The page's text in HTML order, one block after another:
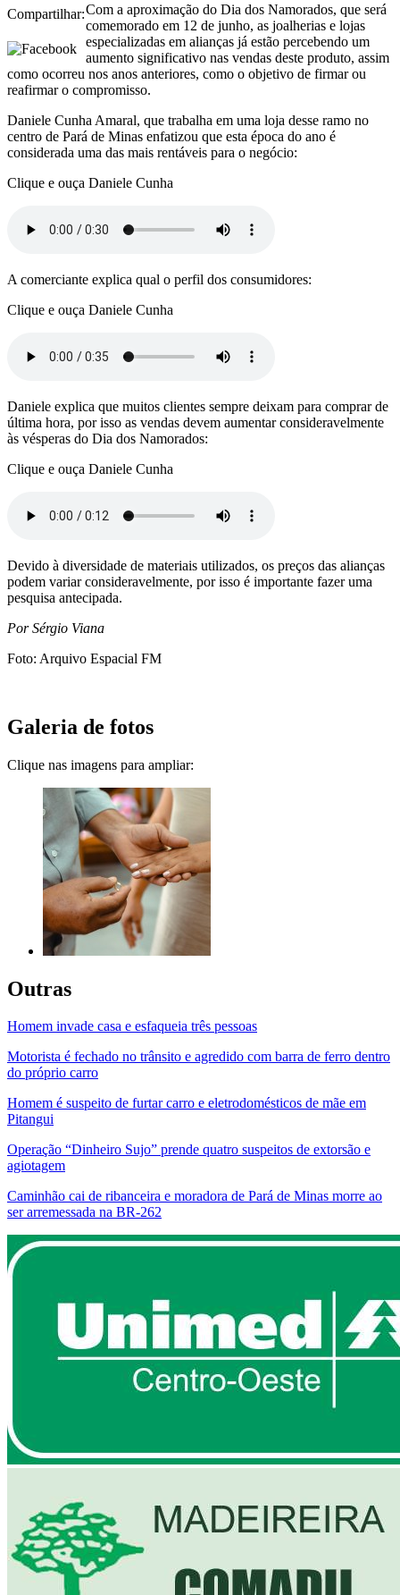
Compartilhar:Com a aproximação do Dia dos Namorados, que será
comemorado em 12 de junho, as joalherias e lojas
especializadas em alianças já estão percebendo um
aumento significativo nas vendas deste produto, assim
como ocorreu nos anos anteriores, como o objetivo de firmar ou
reafirmar o compromisso.
Daniele Cunha Amaral, que trabalha em uma loja desse ramo no
centro de Pará de Minas enfatizou que esta época do ano é
considerada uma das mais rentáveis para o negócio:
Clique e ouça Daniele Cunha
A comerciante explica qual o perfil dos consumidores:
Clique e ouça Daniele Cunha
Daniele explica que muitos clientes sempre deixam para comprar de
última hora, por isso as vendas devem aumentar consideravelmente
às vésperas do Dia dos Namorados:
Clique e ouça Daniele Cunha
Devido à diversidade de materiais utilizados, os preços das alianças
podem variar consideravelmente, por isso é importante fazer uma
pesquisa antecipada.
Por Sérgio Viana
Foto: Arquivo Espacial FM
Galeria de fotos
Clique nas imagens para ampliar:
Outras
Homem invade casa e esfaqueia três pessoas
Motorista é fechado no trânsito e agredido com barra de ferro dentro
do próprio carro
Homem é suspeito de furtar carro e eletrodomésticos de mãe em
Pitangui
Operação “Dinheiro Sujo” prende quatro suspeitos de extorsão e
agiotagem
Caminhão cai de ribanceira e moradora de Pará de Minas morre ao
ser arremessada na BR-262